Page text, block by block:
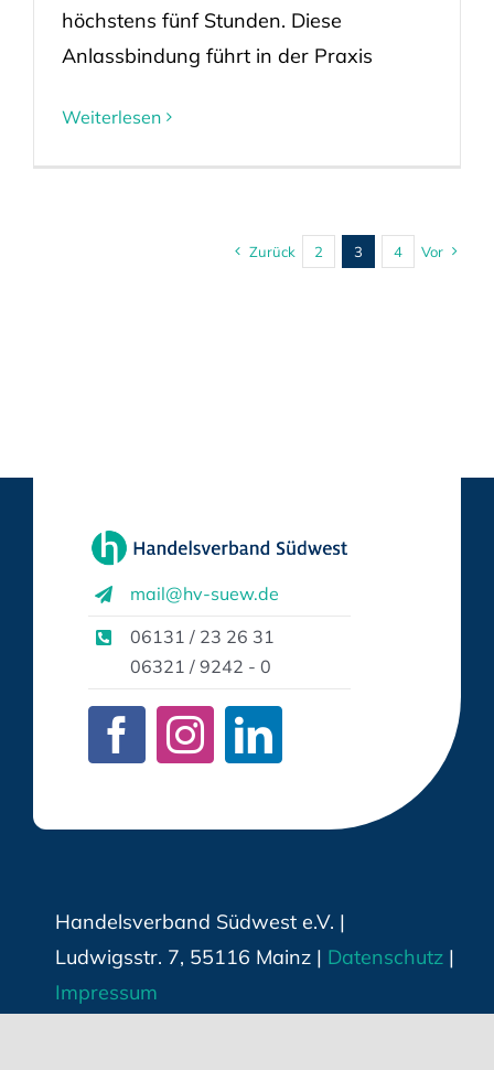
höchstens fünf Stunden. Diese
Anlassbindung führt in der Praxis
Weiterlesen
Zurück 2 3 4 Vor
mail@hv-suew.de
06131 / 23 26 31
06321 / 9242 - 0
Handelsverband Südwest e.V. |
Ludwigsstr. 7, 55116 Mainz | Datenschutz|
Impressum